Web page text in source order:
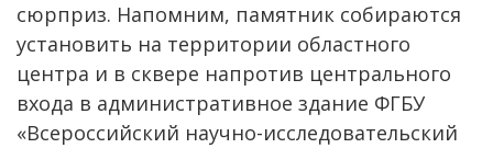
сюрприз. Напомним, памятник собираются
установить на территории областного
центра и в сквере напротив центрального
входа в административное здание ФГБУ
«Всероссийский научно-исследовательский